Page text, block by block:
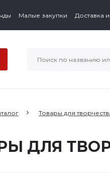
Малые закупки Доставка
Товары для
ДЛЯ